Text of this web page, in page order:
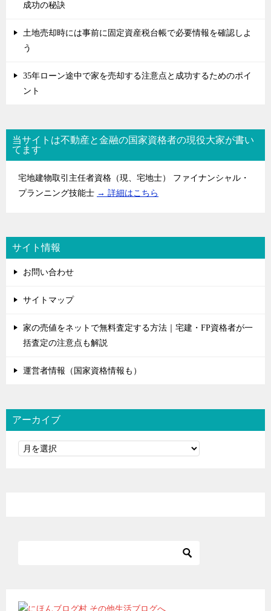
成功の秘訣
土地売却時には事前に固定資産税台帳で必要情報を確認しよ
う
35年ローン途中で家を売却する注意点と成功するためのポイ
ント
当サイトは不動産と金融の国家資格者の現役大家が書い
てます
宅地建物取引主任者資格（現、宅地士） ファイナンシャル・
プランニング技能士 → 詳細はこちら
サイト情報
お問い合わせ
サイトマップ
家の売値をネットで無料査定する方法｜宅建・FP資格者が一
括査定の注意点も解説
運営者情報（国家資格情報も）
アーカイブ